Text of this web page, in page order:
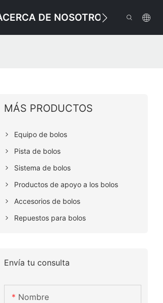
DE NOSOTROS
MÁS PRODUCTOS
Equipo de bolos
Pista de bolos
Sistema de bolos
Productos de apoyo a los bolos
Accesorios de bolos
Repuestos para bolos
Envía tu consulta
Nombre